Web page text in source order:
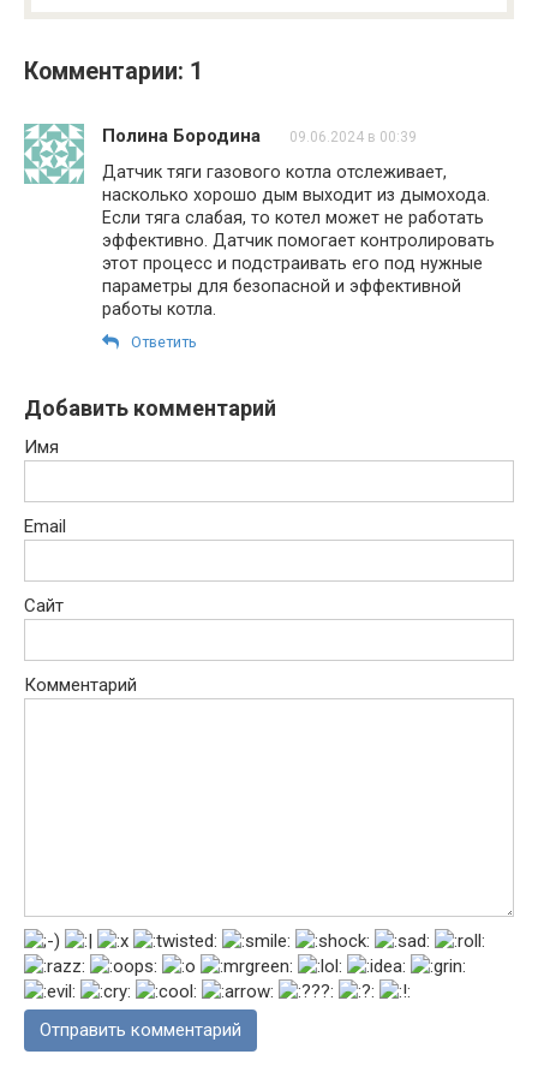
Комментарии: 1
Полина Бородина 09.06.2024 в 00:39
Датчик тяги газового котла отслеживает,
насколько хорошо дым выходит из дымохода.
Если тяга слабая, то котел может не работать
эффективно. Датчик помогает контролировать
этот процесс и подстраивать его под нужные
параметры для безопасной и эффективной
работы котла.
Ответить
Добавить комментарий
Имя
Email
Сайт
Комментарий